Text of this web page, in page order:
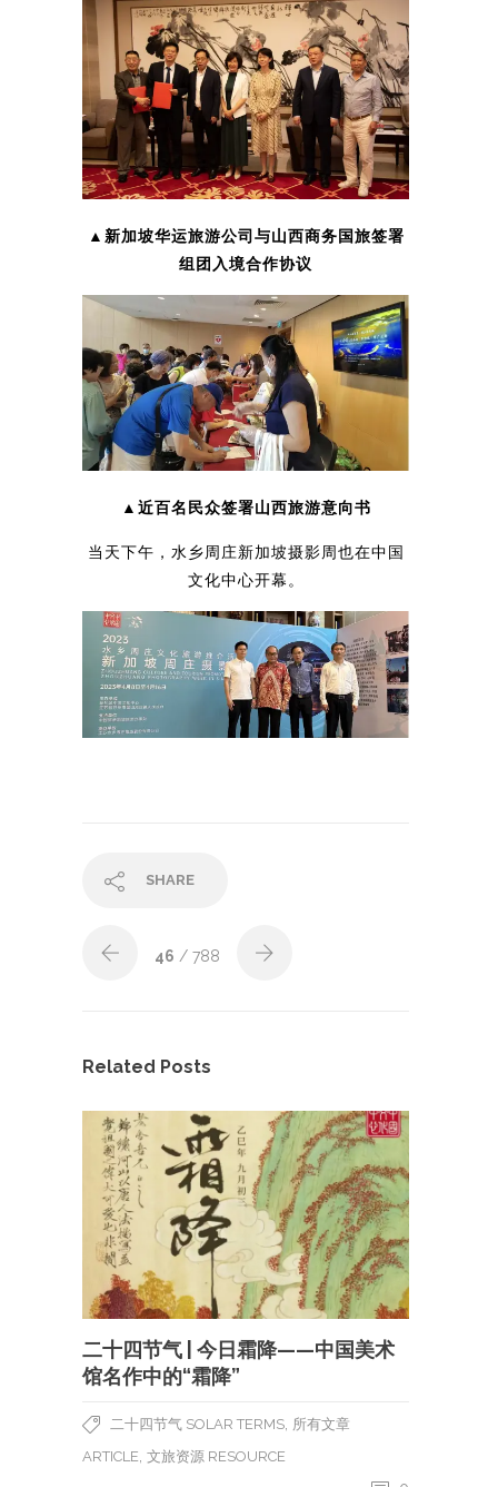
▲新加坡华运旅游公司与山西商务国旅签署
组团入境合作协议
▲近百名民众签署山西旅游意向书
当天下午，水乡周庄新加坡摄影周也在中国
文化中心开幕。
SHARE
46 / 788
Related Posts
二十四节气 | 今日霜降——中国美术
馆名作中的“霜降”
二十四节气 SOLAR TERMS, 所有文章
ARTICLE, 文旅资源 RESOURCE